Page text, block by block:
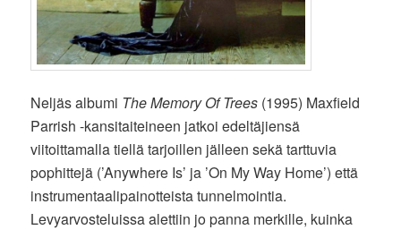
Neljäs albumi The Memory Of Trees (1995) Maxfield
Parrish -kansitaiteineen jatkoi edeltäjiensä
viitoittamalla tiellä tarjoillen jälleen sekä tarttuvia
pophittejä (’Anywhere Is’ ja ’On My Way Home’) että
instrumentaalipainotteista tunnelmointia.
Levyarvosteluissa alettiin jo panna merkille, kuinka